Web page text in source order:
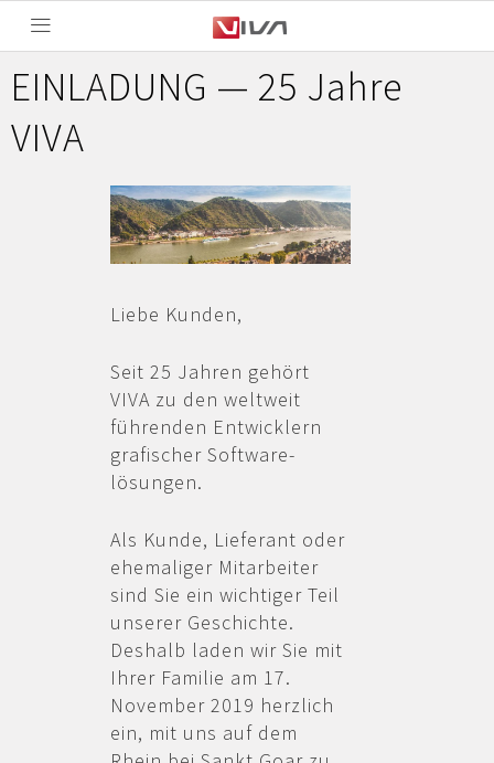
EINLADUNG — 25 Jahre
VIVA
Liebe Kunden,
Seit 25 Jahren gehört
VIVA zu den weltweit
führenden Entwicklern
grafischer Software­
lösungen.
Als Kunde, Lieferant oder
ehemaliger Mitarbeiter
sind Sie ein wichtiger Teil
unserer Geschichte.
Deshalb laden wir Sie mit
Ihrer Familie am 17.
November 2019 herzlich
ein, mit uns auf dem